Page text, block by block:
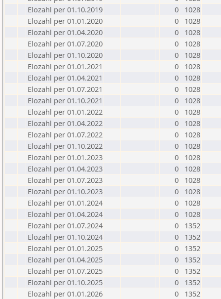
Elozahl per 01.10.2019
0
1028
Elozahl per 01.01.2020
0
1028
Elozahl per 01.04.2020
0
1028
Elozahl per 01.07.2020
0
1028
Elozahl per 01.10.2020
0
1028
Elozahl per 01.01.2021
0
1028
Elozahl per 01.04.2021
0
1028
Elozahl per 01.07.2021
0
1028
Elozahl per 01.10.2021
0
1028
Elozahl per 01.01.2022
0
1028
Elozahl per 01.04.2022
0
1028
Elozahl per 01.07.2022
0
1028
Elozahl per 01.10.2022
0
1028
Elozahl per 01.01.2023
0
1028
Elozahl per 01.04.2023
0
1028
Elozahl per 01.07.2023
0
1028
Elozahl per 01.10.2023
0
1028
Elozahl per 01.01.2024
0
1028
Elozahl per 01.04.2024
0
1028
Elozahl per 01.07.2024
0
1352
Elozahl per 01.10.2024
0
1352
Elozahl per 01.01.2025
0
1352
Elozahl per 01.04.2025
0
1352
Elozahl per 01.07.2025
0
1352
Elozahl per 01.10.2025
0
1352
Elozahl per 01.01.2026
0
1352